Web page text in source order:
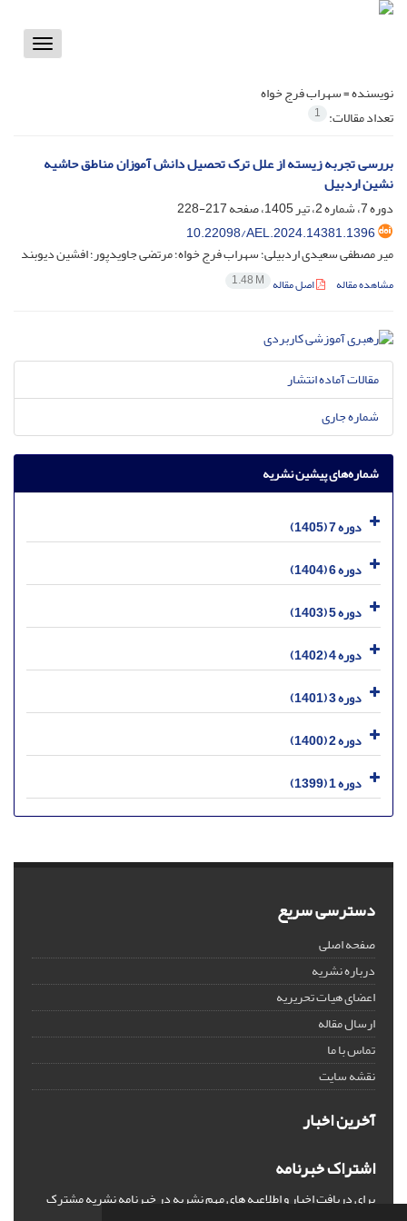
Toggle
نویسنده =سهراب فرج خواه
تعداد مقالات: 1
بررسی تجربه زیسته از علل ترک تحصیل دانش آموزان مناطق حاشیه
نشین اردبیل
دوره 7، شماره 2، تیر 1405، صفحه
217-228
10.22098/AEL.2024.14381.1396
میر مصطفی سعیدی اردبیلی؛ سهراب فرج خواه؛ مرتضی جاویدپور؛ افشین دیوبند
مشاهده مقاله اصل مقاله 1.48 M
مقالات آماده انتشار
شماره جاری
شماره‌های پیشین نشریه
دوره 7 (1405)
دوره 6 (1404)
دوره 5 (1403)
دوره 4 (1402)
دوره 3 (1401)
دوره 2 (1400)
دوره 1 (1399)
دسترسی سریع
صفحه اصلی
درباره نشریه
اعضای هیات تحریریه
ارسال مقاله
تماس با ما
نقشه سایت
آخرین اخبار
اشتراک خبرنامه
برای دریافت اخبار و اطلاعیه های مهم نشریه در خبرنامه نشریه مشترک